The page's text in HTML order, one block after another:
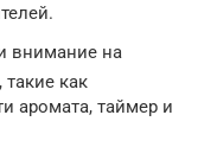
внимание на
как
аромата, таймер и